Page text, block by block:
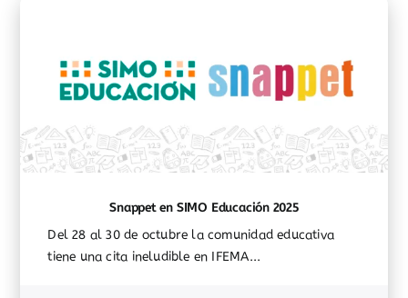
Snappet en SIMO Educación 2025
Del 28 al 30 de octubre la comunidad educativa
tiene una cita ineludible en IFEMA...